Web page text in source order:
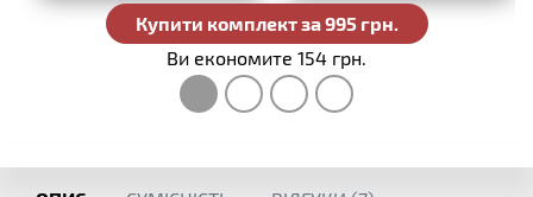
Купити комплект за 995 грн.
Ви економите 154 грн.